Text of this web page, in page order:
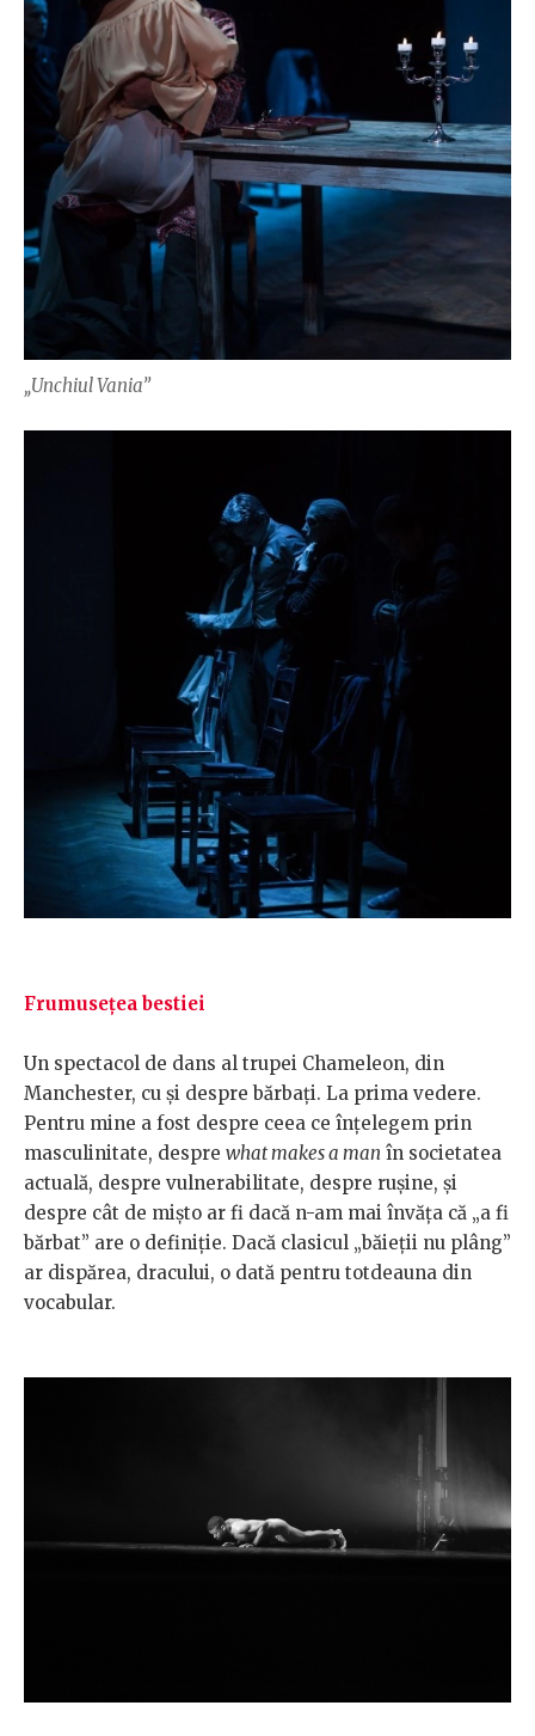
„Unchiul Vania”
Frumusețea bestiei
Un spectacol de dans al trupei Chameleon, din
Manchester, cu și despre bărbați. La prima vedere.
Pentru mine a fost despre ceea ce înțelegem prin
masculinitate, despre what makes a man în societatea
actuală, despre vulnerabilitate, despre rușine, și
despre cât de mișto ar fi dacă n-am mai învăța că „a fi
bărbat” are o definiție. Dacă clasicul „băieții nu plâng”
ar dispărea, dracului, o dată pentru totdeauna din
vocabular.